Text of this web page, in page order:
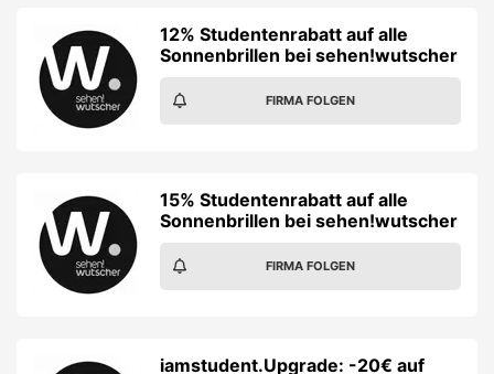
12% Studentenrabatt auf alle
Sonnenbrillen bei sehen!wutscher
FIRMA FOLGEN
15% Studentenrabatt auf alle
Sonnenbrillen bei sehen!wutscher
FIRMA FOLGEN
iamstudent.Upgrade: -20€ auf